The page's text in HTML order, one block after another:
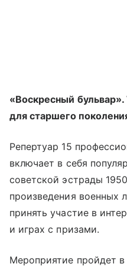
«Воскресный
для старшего
Репертуар 15
включает в себя
советской эстрады
произведения военных
принять участие в
и играх с призами.
Мероприятие пройдет